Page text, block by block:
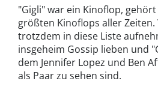
"Gigli" war ein Kinoflop,
größten Kinoflops aller
trotzdem in diese Liste
insgeheim Gossip lieben und
dem Jennifer Lopez und Ben
als Paar zu sehen sind.